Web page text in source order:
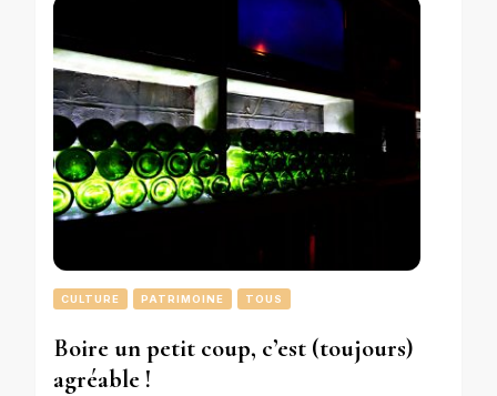
CULTURE PATRIMOINE TOUS
Boire un petit coup, c’est (toujours)
agréable !